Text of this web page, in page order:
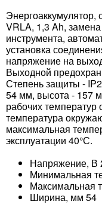
Энергоаккумулятор,
VRLA, 1,3 Ah,
инструмента,
установка
напряжение на
Выходной
Степень защиты -
54 мм, высота - 157
рабочих
температура
максимальная
эксплуатации 40°С.
Напряжение, В
Минимальная
Максимальная
Ширина, мм 54